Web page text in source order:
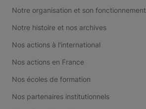
Notre organisation et son fonctionnement
Notre histoire et nos archives
Nos actions à l'international
Nos actions en France
Nos écoles de formation
Nos partenaires institutionnels